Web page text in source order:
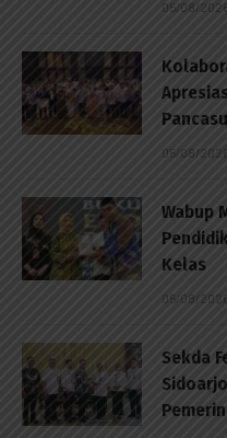
05/08/
05/08/
Wabup
Kelas
05/08/
Sekda